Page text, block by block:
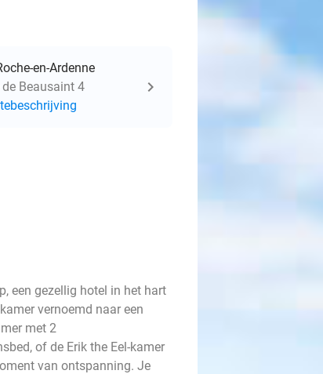
en-Ardenne
de Beausaint 4
een gezellig hotel in het hart
vernoemd naar een
met 2
of de Erik the Eel-kamer
van ontspanning. Je